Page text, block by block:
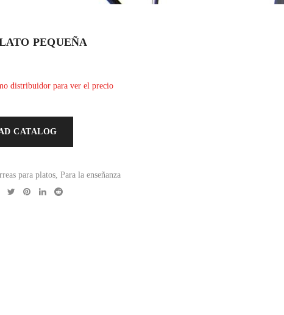
PEQUEÑA
distribuidor para ver el precio
CATALOG
para platos, Para la enseñanza